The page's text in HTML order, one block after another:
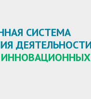
СИСТЕМА